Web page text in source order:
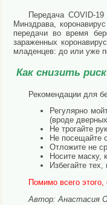
Передача COVID-
Минздрава,
передачи во время
зараженных
младенцев: до или уже
Как снизить
Рекомендации для
Регулярно
(вроде
Не трогайте
Не посещайте
Отложите не
Носите маску,
Избегайте
Помимо всего
Автор: Анастасия